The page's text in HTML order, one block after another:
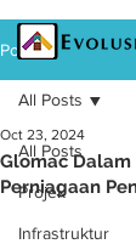
Post
All Posts
Projek
Infrastruktur
All Posts
Glomac
Perniagaan
Oct 23, 2024